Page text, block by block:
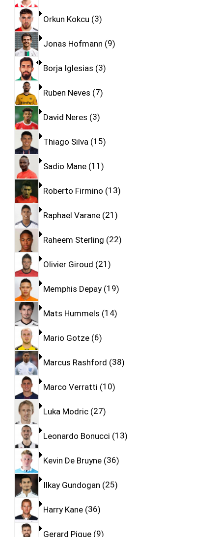
Orkun Kokcu 3
Jonas Hofmann 9
Borja Iglesias 3
Ruben Neves 7
David Neres 3
Thiago Silva 15
Sadio Mane 11
Roberto Firmino 13
Raphael Varane 21
Raheem Sterling 22
Olivier Giroud 21
Memphis Depay 19
Mats Hummels 14
Mario Gotze 6
Marcus Rashford 38
Marco Verratti 10
Luka Modric 27
Leonardo Bonucci 13
Kevin De Bruyne 36
Ilkay Gundogan 25
Harry Kane 36
Gerard Pique 9